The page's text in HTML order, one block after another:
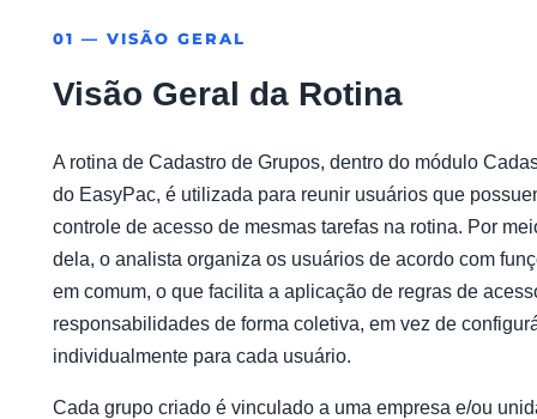
01 — VISÃO GERAL
Visão Geral da Rotina
A rotina de Cadastro de Grupos, dentro do módulo
do EasyPac, é utilizada para reunir usuários que
controle de acesso de mesmas tarefas na rotina. Por
dela, o analista organiza os usuários de acordo com
em comum, o que facilita a aplicação de regras de
responsabilidades de forma coletiva, em vez de
individualmente para cada usuário.
Cada grupo criado é vinculado a uma empresa e/ou